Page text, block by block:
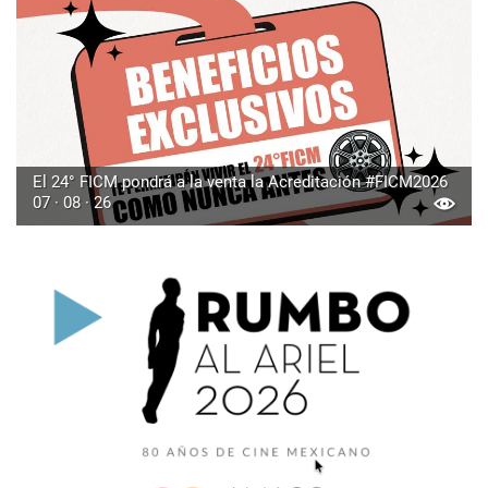
El 24° FICM pondrá a la venta la Acreditación #FICM2026
07 · 08 · 26